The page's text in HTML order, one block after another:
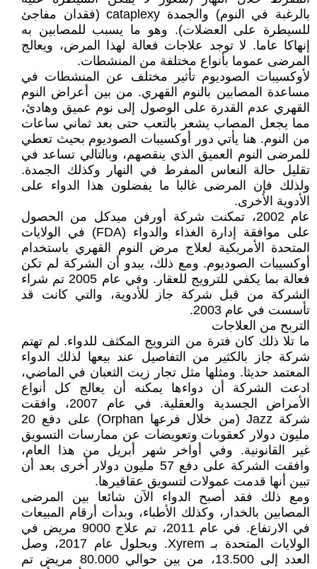
بالرغبة في النوم) والجمدة cataplexy (فقدان مفاجئ
للسيطرة على العضلات). وهو ما يسبب للمصابين به
إنهاكا عاما. لا توجد علاجات فعالة لهذا المرض، ويعالج
المرضى عموما بأنواع مختلفة من المنشطات.
لأوكسيبات الصوديوم تأثير مختلف عن المنشطات في
مساعدة المصابين بالنوم القهري. من بين أعراض النوم
القهري عدم القدرة على الوصول إلى نوم عميق وهادئ،
مما يجعل المصاب يشعر بالتعب حتى بعد ثماني ساعات
من النوم. هنا يأتي دور أوكسيبات الصوديوم بحيث تعطي
للمرضى النوم العميق الذي ينقصهم، وبالتالي تساعد في
تقليل حالة النعاس المفرط في النهار وكذلك الجمدة.
ولذلك فإن المرضى غالبا ما يفضلون هذا الدواء على
الأدوية الأخرى.
عام 2002، تمكنت شركة أورفن ميدكل من الحصول
على موافقة إدارة الغذاء والدواء (FDA) في الولايات
المتحدة الأمريكية لعلاج مرض النوم القهري باستخدام
أوكسيبات الصوديوم. ومع ذلك، يبدو أن الشركة لم تكن
فعالة بما يكفي للترويج للعقار. وفي عام 2005 تم شراء
الشركة من قبل شركة جاز للأدوية، والتي كانت قد
تأسست في عام 2003.
التربح من العلاجات
ما تلا ذلك كان فترة من الترويج المكثف للدواء. لم تهتم
شركة جاز بالكثير من التفاصيل عند بيعها لذلك الدواء
المعتمد حديثا. ومثلها مثل تجار زيت الثعبان في الماضي،
ادعت الشركة أن دواءها يمكنه أن يعالج كل أنواع
الأمراض الجسدية والعقلية. في عام 2007، وافقت
شركة Jazz (من خلال فرعها Orphan) على دفع 20
مليون دولار كعقوبات وتعويضات عن ممارسات التسويق
غير القانونية. وفي أواخر شهر أبريل من هذا العام،
وافقت الشركة على دفع 57 مليون دولار أخرى بعد أن
تبين أنها قدمت عمولات لتسويق عقاقيرها.
ومع ذلك فقد أصبح الدواء الآن شائعا بين المرضى
المصابين بالخدار، وكذلك الأطباء، وبدأت أرقام المبيعات
في الارتفاع. في عام 2011، تم علاج 9000 مريض في
الولايات المتحدة بـ Xyrem. وبحلول عام 2017، وصل
العدد إلى 13.500، من بين حوالي 80.000 مريض تم